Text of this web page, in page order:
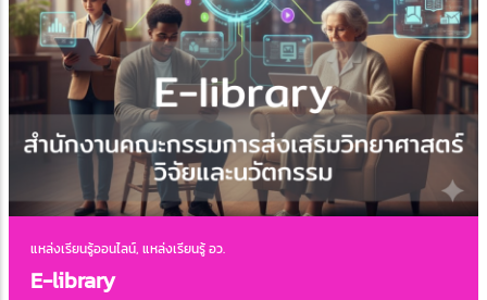
แหล่งเรียนรู้ออนไลน์, แหล่งเรียนรู้ อว.
E-library